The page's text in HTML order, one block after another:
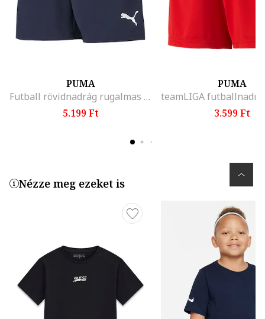
PUMA
Futball rövidnadrág rugalmas derékrésszel, Sötétkék
5.199 Ft
PUMA
3.599 Ft
Nézze meg ezeket is